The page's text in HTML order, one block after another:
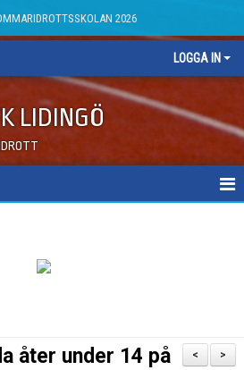
2026
LOGGA IN
LIDINGÖ
>
<
åter under 14 på